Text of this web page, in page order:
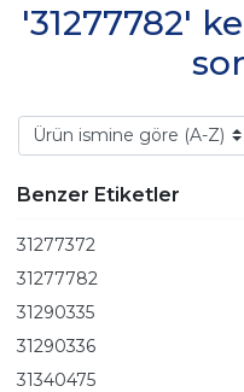
'31277782'
Benzer Etiketler
31277372
31277782
31290335
31290336
31340475